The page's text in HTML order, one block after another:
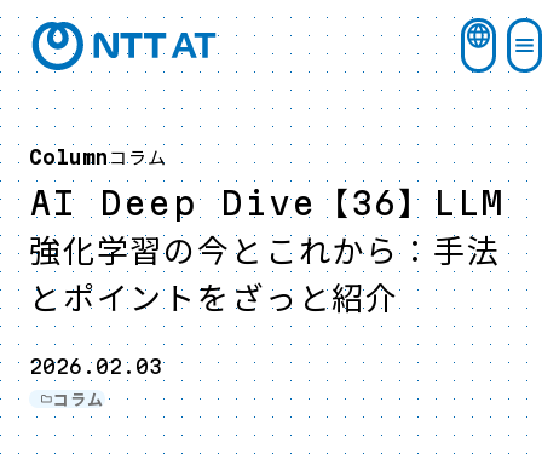
Columnコラム
AI Deep Dive【36】LLM
強化学習の今とこれから：手法
とポイントをざっと紹介
2026.02.03
コラム